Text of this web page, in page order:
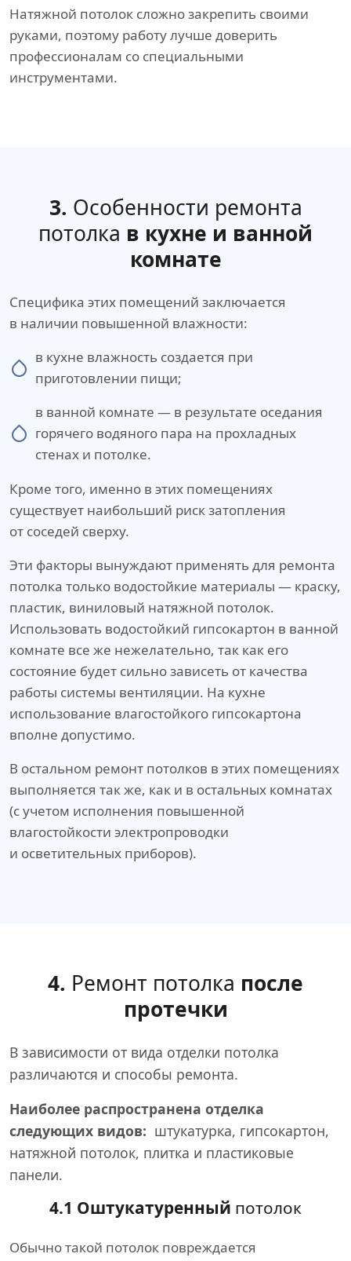
Натяжной потолок сложно закрепить своими
руками, поэтому работу лучше доверить
профессионалам со специальными
инструментами.
3. Особенности ремонта
потолка в кухне и ванной
комнате
Специфика этих помещений заключается
в наличии повышенной влажности:
в кухне влажность создается при
приготовлении пищи;
в ванной комнате — в результате оседания
горячего водяного пара на прохладных
стенах и потолке.
Кроме того, именно в этих помещениях
существует наибольший риск затопления
от соседей сверху.
Эти факторы вынуждают применять для ремонта
потолка только водостойкие материалы — краску,
пластик, виниловый натяжной потолок.
Использовать водостойкий гипсокартон в ванной
комнате все же нежелательно, так как его
состояние будет сильно зависеть от качества
работы системы вентиляции. На кухне
использование влагостойкого гипсокартона
вполне допустимо.
В остальном ремонт потолков в этих помещениях
выполняется так же, как и в остальных комнатах
(с учетом исполнения повышенной
влагостойкости электропроводки
и осветительных приборов).
4. Ремонт потолка после
протечки
В зависимости от вида отделки потолка
различаются и способы ремонта.
Наиболее распространена отделка
следующих видов: штукатурка, гипсокартон,
натяжной потолок, плитка и пластиковые
панели.
4.1 Оштукатуренный потолок
Обычно такой потолок повреждается